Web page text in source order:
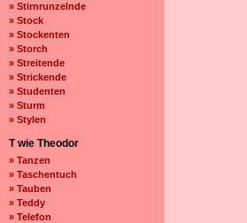
» Stirnrunzelnde
» Stock
» Stockenten
» Storch
» Streitende
» Strickende
» Studenten
» Sturm
» Stylen
T wie Theodor
» Tanzen
» Taschentuch
» Tauben
» Teddy
» Telefon